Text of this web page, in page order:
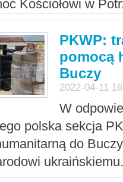
Kościołowi w
PKWP:
pomocą
Buczy
2022-04-11
W
polska sekcja
do